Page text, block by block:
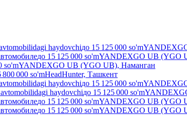
haydovchiдо 15 125 000 so'm
до 15 125 000 so'mYANDEXGO UB (YGO
so'mYANDEXGO UB (YGO UB), Наманган
800 000 so'mHeadHunter, Ташкент
haydovchiдо 15 125 000 so'm
haydovchiдо 15 125 000 so'm
до 15 125 000 so'mYANDEXGO UB (YGO
до 15 125 000 so'mYANDEXGO UB (YGO